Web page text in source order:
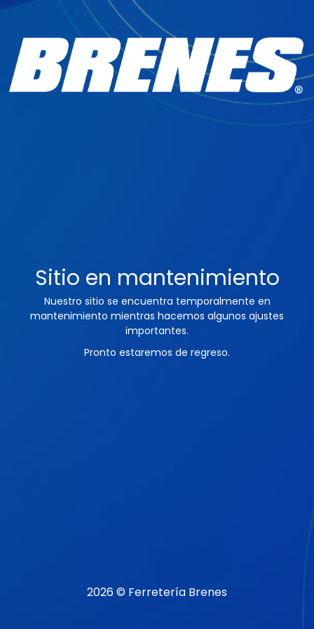
Sitio en mantenimiento
Nuestro sitio se encuentra temporalmente en
mantenimiento mientras hacemos algunos ajustes
importantes.
Pronto estaremos de regreso.
2026 © Ferretería Brenes